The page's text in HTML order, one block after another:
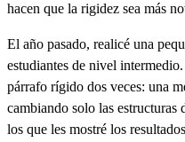
hacen que la rigidez sea más
El año pasado, realicé una
estudiantes de nivel
párrafo rígido dos veces: una
cambiando solo las estructuras
los que les mostré los